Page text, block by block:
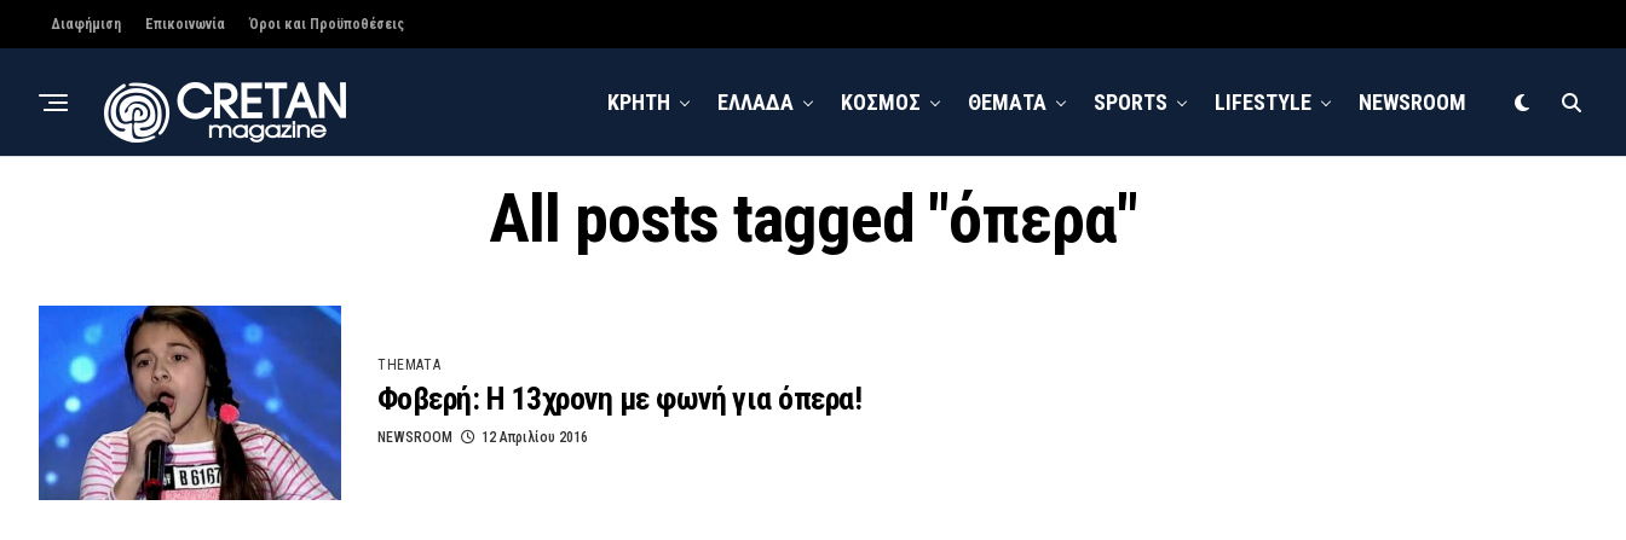
Διαφήμιση Επικοινωνία Όροι και Προϋποθέσεις
ΚΡΗΤΗ ΕΛΛΑΔΑ ΚΟΣΜΟΣ ΘΕΜΑΤΑ SPORTS LIFESTYLE NEWSROOM
All posts tagged "όπερα"
THEMATA
Φοβερή: H 13χρονη με φωνή για όπερα!
NEWSROOM 12 Απριλίου 2016